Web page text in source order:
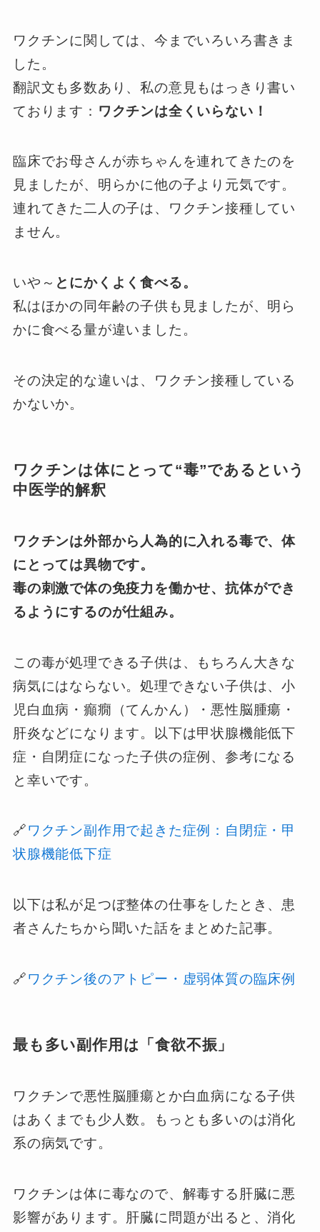
ワクチンに関しては、今までいろいろ書きま
した。
翻訳文も多数あり、私の意見もはっきり書い
ております： ワクチンは全くいらない！
臨床でお母さんが赤ちゃんを連れてきたのを
見ましたが、明らかに他の子より元気です。
連れてきた二人の子は、ワクチン接種してい
ません。
いや～ とにかくよく食べる。
私はほかの同年齢の子供も見ましたが、明ら
かに食べる量が違いました。
その決定的な違いは、ワクチン接種している
かないか。
ワクチンは体にとって“毒”であるという
中医学的解釈
ワクチンは外部から人為的に入れる毒で、体
にとっては異物です。
毒の刺激で体の免疫力を働かせ、抗体ができ
るようにするのが仕組み。
この毒が処理できる子供は、もちろん大きな
病気にはならない。処理できない子供は、小
児白血病・癲癇（てんかん）・悪性脳腫瘍・
肝炎などになります。以下は甲状腺機能低下
症・自閉症になった子供の症例、参考になる
と幸いです。
🔗ワクチン副作用で起きた症例：自閉症・甲
状腺機能低下症
以下は私が足つぼ整体の仕事をしたとき、患
者さんたちから聞いた話をまとめた記事。
🔗ワクチン後のアトピー・虚弱体質の臨床例
最も多い副作用は「食欲不振」
ワクチンで悪性脳腫瘍とか白血病になる子供
はあくまでも少人数。もっとも多いのは消化
系の病気です。
ワクチンは体に毒なので、解毒する肝臓に悪
影響があります。肝臓に問題が出ると、消化